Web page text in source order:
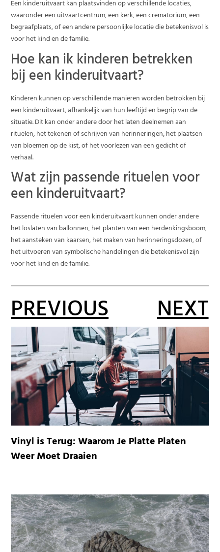
Een kinderuitvaart kan plaatsvinden op verschillende locaties,
waaronder een uitvaartcentrum, een kerk, een crematorium, een
begraafplaats, of een andere persoonlijke locatie die betekenisvol is
voor het kind en de familie.
Hoe kan ik kinderen betrekken
bij een kinderuitvaart?
Kinderen kunnen op verschillende manieren worden betrokken bij
een kinderuitvaart, afhankelijk van hun leeftijd en begrip van de
situatie. Dit kan onder andere door het laten deelnemen aan
rituelen, het tekenen of schrijven van herinneringen, het plaatsen
van bloemen op de kist, of het voorlezen van een gedicht of
verhaal.
Wat zijn passende rituelen voor
een kinderuitvaart?
Passende rituelen voor een kinderuitvaart kunnen onder andere
het loslaten van ballonnen, het planten van een herdenkingsboom,
het aansteken van kaarsen, het maken van herinneringsdozen, of
het uitvoeren van symbolische handelingen die betekenisvol zijn
voor het kind en de familie.
PREVIOUS NEXT
Vinyl is Terug: Waarom Je Platte Platen
Weer Moet Draaien